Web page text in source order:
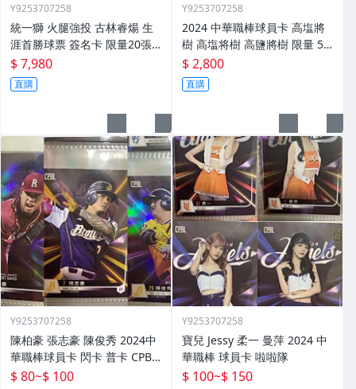
Y9253707258
統一獅 火腿強投 古林睿煬 生
涯首勝球票 簽名卡 限量20張 T
SC 統一獅 豪華套卡&強打者列
傳 球員卡 中華職棒 CPBL 大谷
翔平 日職 火腿 軟銀
$ 7,980
直購
Y9253707258
2024 中華職棒球員卡 高塩將
樹 高塩将樹 高鹽將樹 限量 50
張 黑簽 統一獅 投手 中繼王 非
富邦悍將 味全龍 中信兄弟 台
鋼雄鷹 樂天桃猿
$ 2,800
直購
Y9253707258
陳柏豪 張志豪 陳俊秀 2024中
華職棒球員卡 閃卡 普卡 CPBL
樂天桃猿 中信兄弟
$ 80~$ 100
Y9253707258
寶兒 Jessy 柔一 曼萍 2024 中
華職棒 球員卡 啦啦隊
$ 100~$ 150